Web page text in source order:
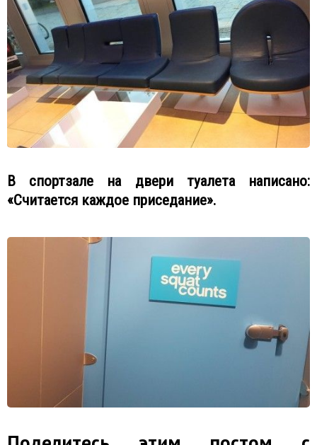
В спортзале на двери туалета написано:
«Считается каждое приседание».